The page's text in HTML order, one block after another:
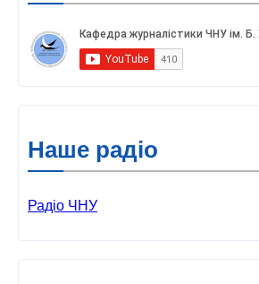
Наше радіо
Радіо ЧНУ